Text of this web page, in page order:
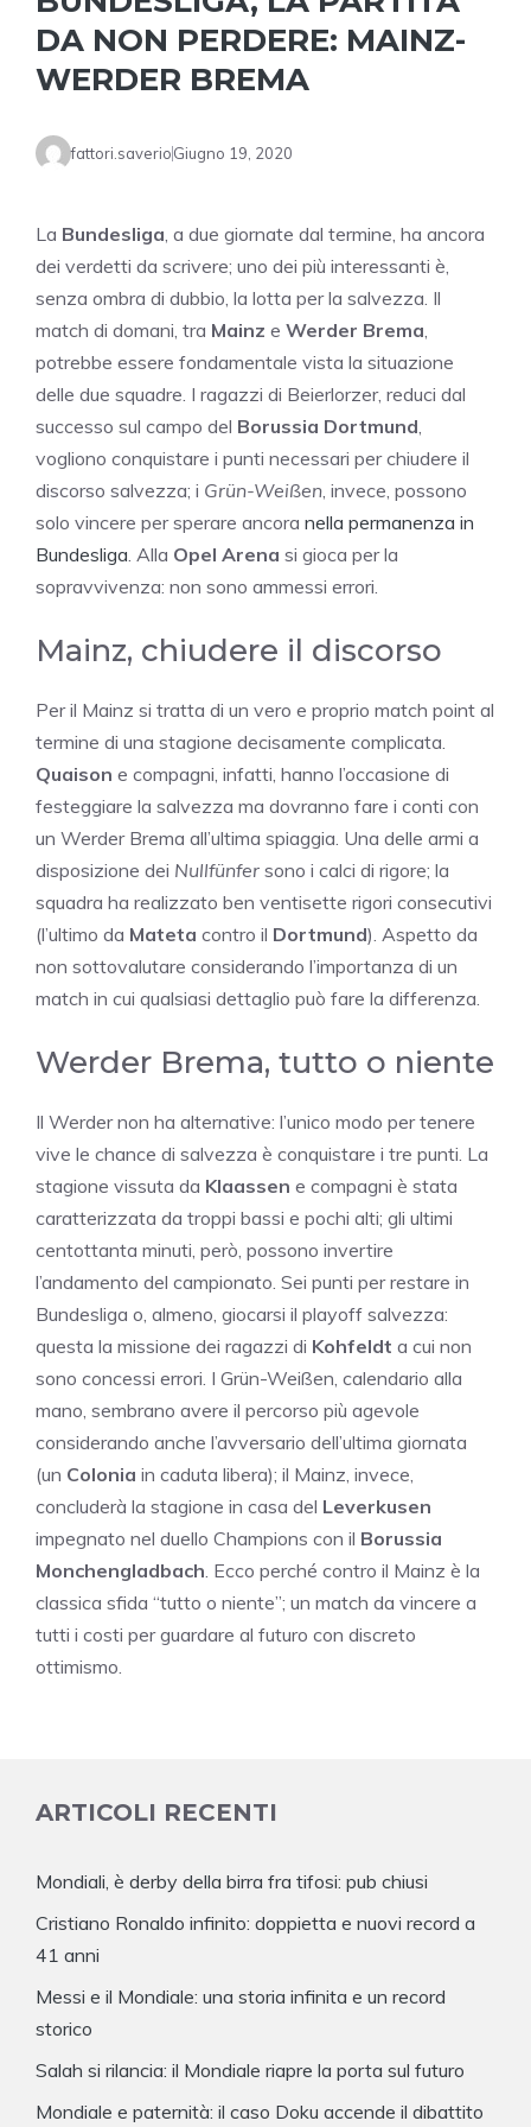
DA NON PERDERE: MAINZ-
WERDER BREMA
fattori.saverioGiugno 19, 2020
La Bundesliga, a due giornate dal termine, ha ancora
dei verdetti da scrivere; uno dei più interessanti è,
senza ombra di dubbio, la lotta per la salvezza. Il
match di domani, tra Mainz e Werder Brema,
potrebbe essere fondamentale vista la situazione
delle due squadre. I ragazzi di Beierlorzer, reduci dal
successo sul campo del Borussia Dortmund,
vogliono conquistare i punti necessari per chiudere il
discorso salvezza; i Grün-Weißen, invece, possono
solo vincere per sperare ancora nella permanenza in
Bundesliga. Alla Opel Arena si gioca per la
sopravvivenza: non sono ammessi errori.
Mainz, chiudere il discorso
Per il Mainz si tratta di un vero e proprio match point al
termine di una stagione decisamente complicata.
Quaison e compagni, infatti, hanno l’occasione di
festeggiare la salvezza ma dovranno fare i conti con
un Werder Brema all’ultima spiaggia. Una delle armi a
disposizione dei Nullfünfer sono i calci di rigore; la
squadra ha realizzato ben ventisette rigori consecutivi
(l’ultimo da Mateta contro il Dortmund). Aspetto da
non sottovalutare considerando l’importanza di un
match in cui qualsiasi dettaglio può fare la differenza.
Werder Brema, tutto o niente
Il Werder non ha alternative: l’unico modo per tenere
vive le chance di salvezza è conquistare i tre punti. La
stagione vissuta da Klaassen e compagni è stata
caratterizzata da troppi bassi e pochi alti; gli ultimi
centottanta minuti, però, possono invertire
l’andamento del campionato. Sei punti per restare in
Bundesliga o, almeno, giocarsi il playoff salvezza:
questa la missione dei ragazzi di Kohfeldt a cui non
sono concessi errori. I Grün-Weißen, calendario alla
mano, sembrano avere il percorso più agevole
considerando anche l’avversario dell’ultima giornata
(un Colonia in caduta libera); il Mainz, invece,
concluderà la stagione in casa del Leverkusen
impegnato nel duello Champions con il Borussia
Monchengladbach. Ecco perché contro il Mainz è la
classica sfida “tutto o niente”; un match da vincere a
tutti i costi per guardare al futuro con discreto
ottimismo.
ARTICOLI RECENTI
Mondiali, è derby della birra fra tifosi: pub chiusi
Cristiano Ronaldo infinito: doppietta e nuovi record a
41 anni
Messi e il Mondiale: una storia infinita e un record
storico
Salah si rilancia: il Mondiale riapre la porta sul futuro
Mondiale e paternità: il caso Doku accende il dibattito